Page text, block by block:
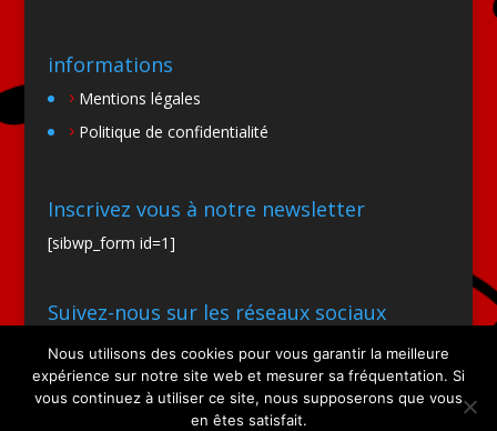
informations
Mentions légales
Politique de confidentialité
Inscrivez vous à notre newsletter
[sibwp_form id=1]
Suivez-nous sur les réseaux sociaux
Nous utilisons des cookies pour vous garantir la meilleure
expérience sur notre site web et mesurer sa fréquentation. Si
vous continuez à utiliser ce site, nous supposerons que vous
en êtes satisfait.